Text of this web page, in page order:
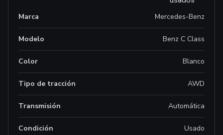
Marca Mercedes-Benz
Modelo Benz C Class
Color Blanco
Tipo de tracción AWD
Transmisión Automática
Condición Usado